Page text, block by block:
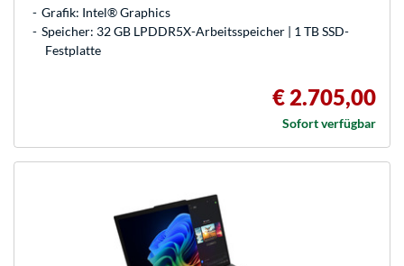
Grafik: Intel® Graphics
Speicher: 32 GB LPDDR5X-Arbeitsspeicher | 1 TB SSD-
Festplatte
€ 2.705,00
Sofort verfügbar